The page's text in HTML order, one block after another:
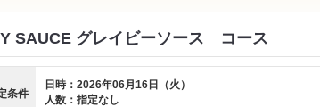
SAUCE グレイビーソース コース
条件
日時：2026年06月16日（火）
人数：指定なし